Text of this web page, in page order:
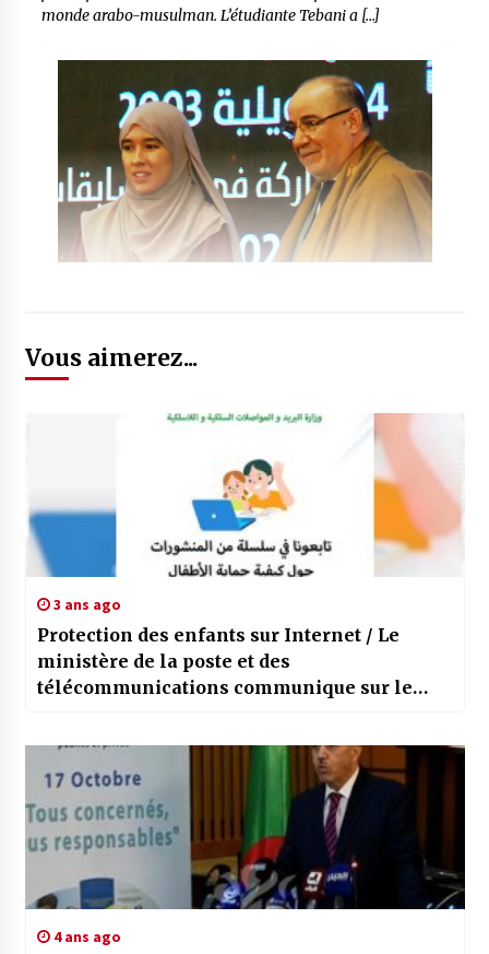
monde arabo-musulman. L’étudiante Tebani a […]
Vous aimerez...
3 ans ago
Protection des enfants sur Internet / Le
ministère de la poste et des
télécommunications communique sur le
4 ans ago